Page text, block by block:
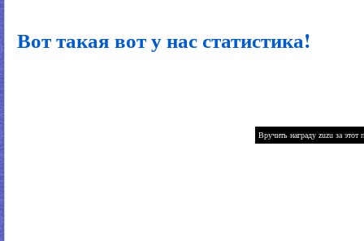
Вот такая вот у нас статистика!